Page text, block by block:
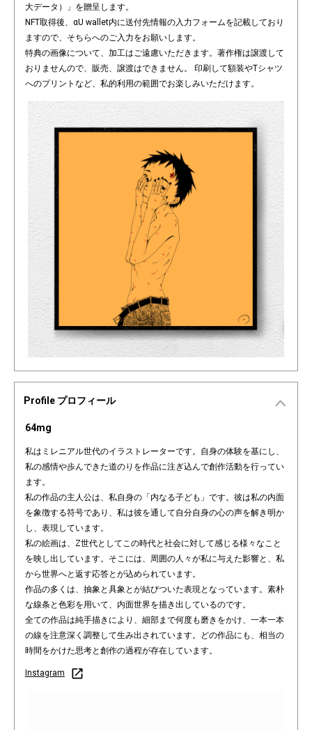
大データ）」を贈呈します。
NFT取得後、αU wallet内に送付先情報の入力フォームを記載しており
ますので、そちらへのご入力をお願いします。
特典の画像について、加工はご遠慮いただきます。著作権は譲渡して
おりませんので、販売、譲渡はできません。 印刷して額装やTシャツ
へのプリントなど、私的利用の範囲でお楽しみいただけます。
Profile プロフィール
64mg
私はミレニアル世代のイラストレーターです。自身の体験を基にし、
私の感情や歩んできた道のりを作品に注ぎ込んで創作活動を行ってい
ます。
私の作品の主人公は、私自身の「内なる子ども」です。彼は私の内面
を象徴する符号であり、私は彼を通して自分自身の心の声を解き明か
し、表現しています。
私の絵画は、Z世代としてこの時代と社会に対して感じる様々なこと
を映し出しています。そこには、周囲の人々が私に与えた影響と、私
から世界へと返す応答とが込められています。
作品の多くは、抽象と具象とが結びついた表現となっています。素朴
な線条と色彩を用いて、内面世界を描き出しているのです。
全ての作品は純手描きにより、細部まで何度も磨きをかけ、一本一本
の線を注意深く調整して生み出されています。どの作品にも、相当の
時間をかけた思考と創作の過程が存在しています。
Instagram